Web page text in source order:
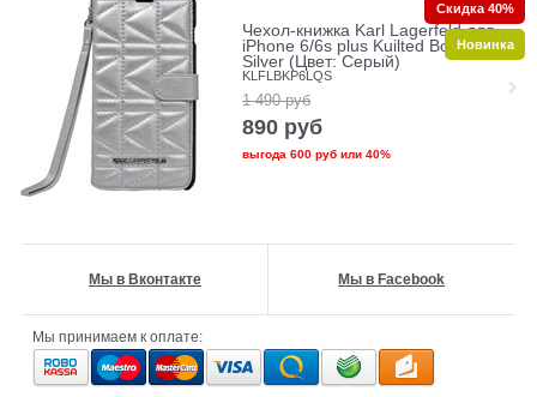
Чехол-книжка Karl Lagerfeld для
iPhone 6/6s plus Kuilted Booktype
Silver (Цвет: Серый)
KLFLBKP6LQS
1 490 руб
890 руб
выгода 600 рубили 40%
Скидка 40%
Новинка
Мы в Вконтакте Мы в Facebook
Мы принимаем к оплате: